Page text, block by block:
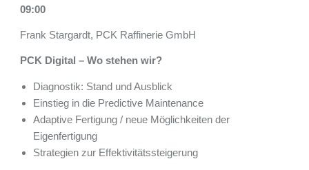
09:00
Frank Stargardt, PCK Raffinerie GmbH
PCK Digital – Wo stehen wir?
Diagnostik: Stand und Ausblick
Einstieg in die Predictive Maintenance
Adaptive Fertigung / neue Möglichkeiten der
Eigenfertigung
Strategien zur Effektivitätssteigerung